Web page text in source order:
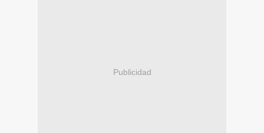
Publicidad